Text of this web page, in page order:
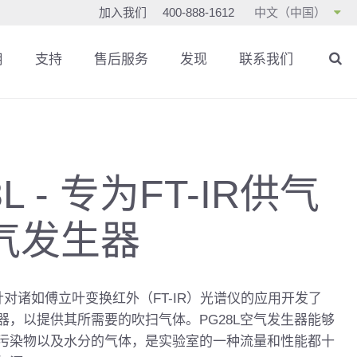
加入我们 400-888-1612 中文（中国）
支持 售后服务 发现 联系我们
- 专为FT-IR供气
发生器
诸如傅立叶变换红外（FT-IR）光谱仪的应用开发了
，以提供其所需要的吹扫气体。PG28L空气发生器能够
染物以及水分的气体，是实验室的一种流量和性能都十